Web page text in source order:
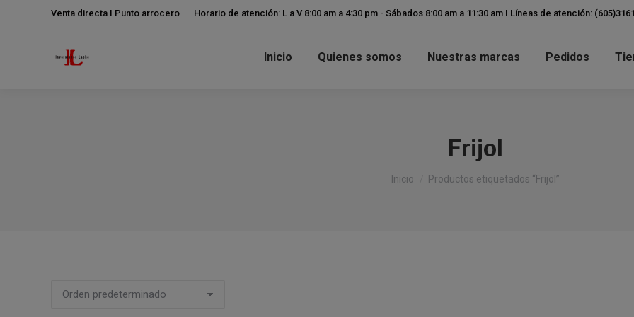
Venta directa I Punto arrocero Horario de atención: L a V 8:00 am a 4:30 pm - Sábados 8:00 am a 11:30 am I Líneas de atención:
Inicio Quienes somos Nuestras marcas Pedidos
Frijol
Estás aquí:
Inicio Productos etiquetados “Frijol”
modal-check